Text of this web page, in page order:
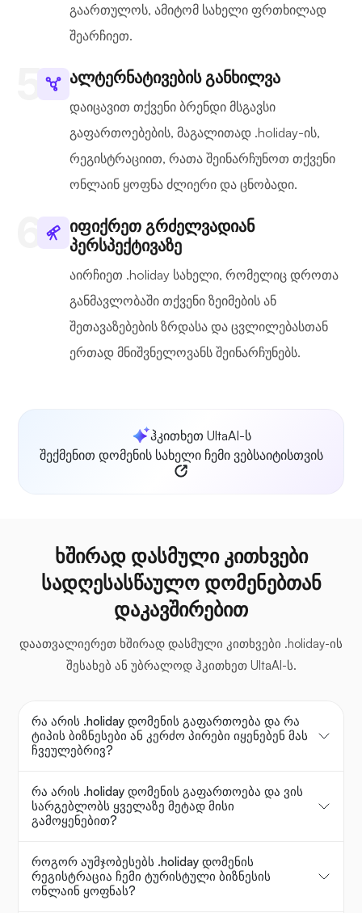
გაართულოს, ამიტომ სახელი ფრთხილად
შეარჩიეთ.
ალტერნატივების განხილვა
დაიცავით თქვენი ბრენდი მსგავსი
გაფართოებების, მაგალითად .holiday-ის,
რეგისტრაციით, რათა შეინარჩუნოთ თქვენი
ონლაინ ყოფნა ძლიერი და ცნობადი.
იფიქრეთ გრძელვადიან
პერსპექტივაზე
აირჩიეთ .holiday სახელი, რომელიც დროთა
განმავლობაში თქვენი ზეიმების ან
შეთავაზებების ზრდასა და ცვლილებასთან
ერთად მნიშვნელოვანს შეინარჩუნებს.
ჰკითხეთ UltaAI-ს
შექმენით დომენის სახელი ჩემი ვებსაიტისთვის
ხშირად დასმული კითხვები
სადღესასწაულო დომენებთან
დაკავშირებით
დაათვალიერეთ ხშირად დასმული კითხვები .holiday-ის
შესახებ ან უბრალოდ ჰკითხეთ UltaAI-ს.
რა არის .holiday დომენის გაფართოება და რა
ტიპის ბიზნესები ან კერძო პირები იყენებენ მას
ჩვეულებრივ?
რა არის .holiday დომენის გაფართოება და ვის
სარგებლობს ყველაზე მეტად მისი
გამოყენებით?
როგორ აუმჯობესებს .holiday დომენის
რეგისტრაცია ჩემი ტურისტული ბიზნესის
ონლაინ ყოფნას?